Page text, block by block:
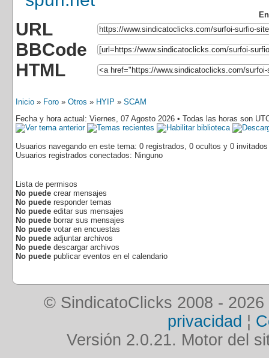
URL
BBCode
HTML
Inicio » Foro » Otros » HYIP » SCAM
Fecha y hora actual: Viernes, 07 Agosto 2026 • Todas las horas son
Usuarios navegando en este tema: 0 registrados, 0 ocultos y 0 invitados
Usuarios registrados conectados: Ninguno
Lista de permisos
No puede crear mensajes
No puede responder temas
No puede editar sus mensajes
No puede borrar sus mensajes
No puede votar en encuestas
No puede adjuntar archivos
No puede descargar archivos
No puede publicar eventos en el calendario
© SindicatoClicks 2008 - 2026
privacidad ¦
Versión 2.0.21. Motor del